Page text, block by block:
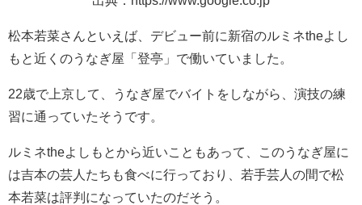
松本若菜さんといえば、デビュー前に新宿のルミネtheよし
もと近くのうなぎ屋「登亭」で働いていました。
22歳で上京して、うなぎ屋でバイトをしながら、演技の練
習に通っていたそうです。
ルミネtheよしもとから近いこともあって、このうなぎ屋に
は吉本の芸人たちも食べに行っており、若手芸人の間で松
本若菜は評判になっていたのだそう。